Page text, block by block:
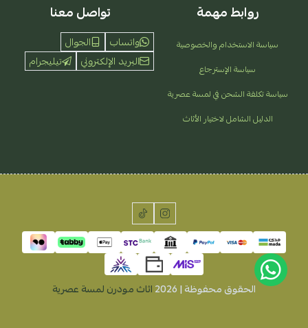
روابط مهمة
سياسة الاستخدام والخصوصية
سياسة الإسترجاع
سياسة تكلفة الشحن في لمسة عصرية
الدليل الشامل لاختيار الأثاث
تواصل معنا
واتساب
الجوال
البريد الإلكتروني
تيليجرام
الحقوق محفوظة | 2026 اثاث مودرن لمسة عصرية